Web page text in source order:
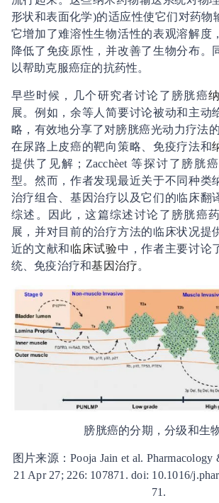
形状和表面化学)的适应性使它们对药物
它增加了难溶性生物活性的表观溶解度
降低了免疫原性，并改善了生物分布。
以帮助克服癌症的抗药性。
早些时候，几个研究者讨论了膀胱癌
展。例如，余等人简要讨论被动和主动
略，有效地分享了对膀胱癌光动力疗法
在尿路上皮癌的靶向策略、免疫疗法和
提供了见解； Zacchèet等探讨了膀胱
型。然而，作者发现最近关于不同种类
治疗组合、基因治疗以及它们的临床翻
综述。因此，这篇综述讨论了膀胱癌
展，并对目前的治疗方法的临床状况提
近的文献和临床试验中，作者主要讨论
统、免疫治疗和基因治疗。
膀胱癌的分期，分级和生
图片来源：Pooja Jain et al. Pharmacology
21 Apr 27; 226: 107871. doi: 10.1016/
71.